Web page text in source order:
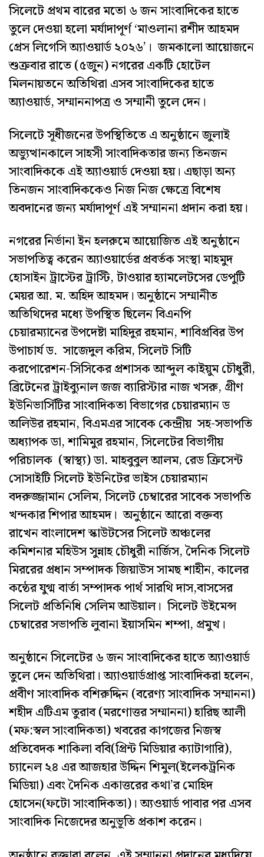
সিলেটে প্রথম বারের মতো ৬ জন সাংবাদিকের হাতে
তুলে দেওয়া হলো মর্যাদাপূর্ণ ‘মাওলানা রশীদ আহমদ
প্রেস লিগেসি অ্যাওয়ার্ড ২০২৬’। জমকালো আয়োজনে
শুক্রবার রাতে (৫জুন) নগরের একটি হোটেল
মিলনায়তনে অতিথিরা এসব সাংবাদিকের হাতে
অ্যাওয়ার্ড, সম্মাননাপত্র ও সম্মানী তুলে দেন।
সিলেটে সূধীজনের উপস্থিতিতে এ অনুষ্ঠানে জুলাই
অভ্যুত্থানকালে সাহসী সাংবাদিকতার জন্য তিনজন
সাংবাদিককে এই অ্যাওয়ার্ড দেওয়া হয়। এছাড়া অন্য
তিনজন সাংবাদিককেও নিজ নিজ ক্ষেত্রে বিশেষ
অবদানের জন্য মর্যাদাপূর্ণ এই সম্মাননা প্রদান করা হয়।
নগরের নির্ভানা ইন হলরুমে আয়োজিত এই অনুষ্ঠানে
সভাপতিত্ব করেন অ্যাওয়ার্ডের প্রবর্তক সংস্থা মাহমুদ
হোসাইন ট্রাস্টের ট্রাস্টি, টাওয়ার হ্যামলেটসের ডেপুটি
মেয়র আ. ম. অহিদ আহমদ। অনুষ্ঠানে সম্মানীত
অতিথিদের মধ্যে উপস্থিত ছিলেন বিএনপি
চেয়ারম্যানের উপদেষ্টা মাহিদুর রহমান, শাবিপ্রবির উপ
উপাচার্য ড. সাজেদুল করিম, সিলেট সিটি
করপোরেশন-সিসিকের প্রশাসক আব্দুল কাইয়ুম চৌধুরী,
ব্রিটেনের ট্রাইব্যুনাল জজ ব্যারিস্টার নাজ খসরু, গ্রীণ
ইউনিভার্সিটির সাংবাদিকতা বিভাগের চেয়ারম্যান ড
অলিউর রহমান, বিএমএর সাবেক কেন্দ্রীয় সহ-সভাপতি
অধ্যাপক ডা, শামিমুর রহমান, সিলেটের বিভাগীয়
পরিচালক (স্বাস্থ্য) ডা. মাহবুবুল আলম, রেড ক্রিসেন্ট
সোসাইটি সিলেট ইউনিটের ভাইস চেয়ারম্যান
বদরুজ্জামান সেলিম, সিলেট চেম্বারের সাবেক সভাপতি
খন্দকার শিপার আহমদ। অনুষ্ঠানে আরো বক্তব্য
রাখেন বাংলাদেশ স্কাউটসের সিলেট অঞ্চলের
কমিশনার মহিউস সুন্নাহ চৌধুরী নার্জিস, দৈনিক সিলেট
মিররের প্রধান সম্পাদক জিয়াউস সামছ শাহীন, কালের
কন্ঠের যুগ্ম বার্তা সম্পাদক পার্থ সারথি দাস,বাসসের
সিলেট প্রতিনিধি সেলিম আউয়াল। সিলেট উইমেন্স
চেম্বারের সভাপতি লুবানা ইয়াসমিন শম্পা, প্রমুখ।
অনুষ্ঠানে সিলেটের ৬ জন সাংবাদিকের হাতে অ্যাওয়ার্ড
তুলে দেন অতিথিরা। অ্যাওয়ার্ডপ্রাপ্ত সাংবাদিকরা হলেন,
প্রবীণ সাংবাদিক বশিরুদ্দিন (বরেণ্য সাংবাদিক সম্মাননা)
শহীদ এটিএম তুরাব (মরণোত্তর সম্মাননা) হারিছ আলী
(মফ:স্বল সাংবাদিকতা) খবরের কাগজের নিজস্ব
প্রতিবেদক শাকিলা ববি(প্রিন্ট মিডিয়ার ক্যাটাগারি),
চ্যানেল ২৪ এর আজহার উদ্দিন শিমুল(ইলেকট্রনিক
মিডিয়া) এবং দৈনিক একাত্তরের কথা’র মোহিদ
হোসেন(ফটো সাংবাদিকতা)। অ্যওয়ার্ড পাবার পর এসব
সাংবাদিক নিজেদের অনুভূতি প্রকাশ করেন।